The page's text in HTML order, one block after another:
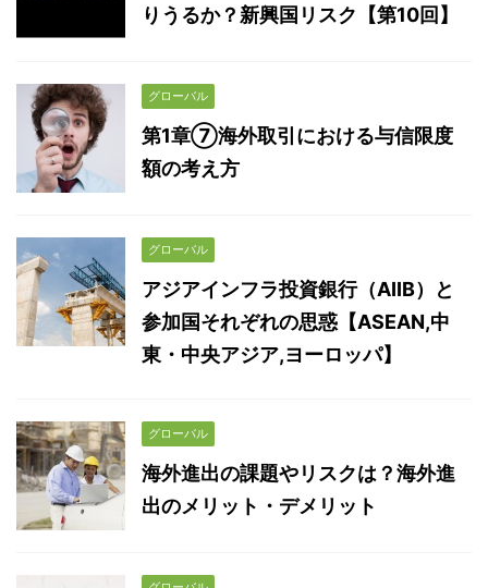
りうるか？新興国リスク【第10回】
グローバル
第1章⑦海外取引における与信限度
額の考え方
グローバル
アジアインフラ投資銀行（AIIB）と
参加国それぞれの思惑【ASEAN,中
東・中央アジア,ヨーロッパ】
グローバル
海外進出の課題やリスクは？海外進
出のメリット・デメリット